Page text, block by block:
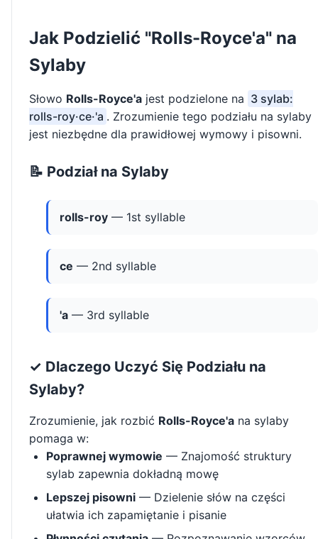
Jak Podzielić "Rolls-Royce'a" na
Sylaby
Słowo Rolls-Royce'a jest podzielone na 3 sylab:
rolls-roy·ce·'a . Zrozumienie tego podziału na sylaby
jest niezbędne dla prawidłowej wymowy i pisowni.
📝 Podział na Sylaby
rolls-roy — 1st syllable
ce — 2nd syllable
'a — 3rd syllable
✓ Dlaczego Uczyć Się Podziału na
Sylaby?
Zrozumienie, jak rozbić Rolls-Royce'a na sylaby
pomaga w:
Poprawnej wymowie — Znajomość struktury
sylab zapewnia dokładną mowę
Lepszej pisowni — Dzielenie słów na części
ułatwia ich zapamiętanie i pisanie